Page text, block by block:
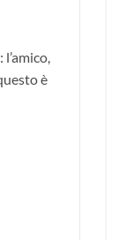
: l’amico,
è